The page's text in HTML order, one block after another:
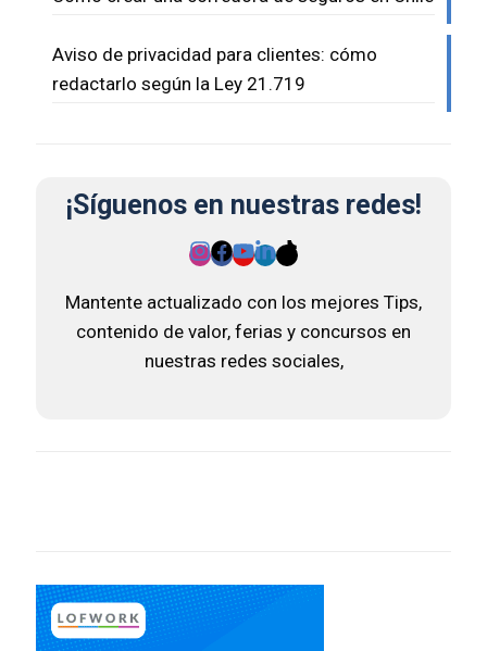
Aviso de privacidad para clientes: cómo
redactarlo según la Ley 21.719
¡Síguenos en nuestras redes!
Mantente actualizado con los mejores Tips,
contenido de valor, ferias y concursos en
nuestras redes sociales,